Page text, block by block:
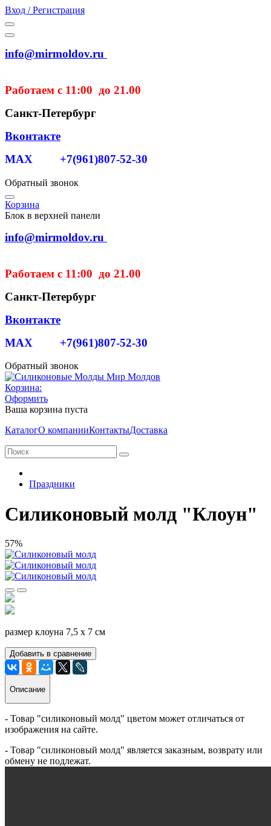
Вход / Регистрация
info@mirmoldov.ru
Работаем с 11:00 до 21.00
Санкт-Петербург
Вконтакте
MAX +7(961)807-52-30
Обратный звонок
Корзина
Блок в верхней панели
info@mirmoldov.ru
Работаем с 11:00 до 21.00
Санкт-Петербург
Вконтакте
MAX +7(961)807-52-30
Обратный звонок
Корзина:
Оформить
Ваша корзина пуста
КаталогО компанииКонтактыДоставка
Праздники
Силиконовый молд "Клоун"
57%
размер клоуна 7,5 х 7 см
Добавить в сравнение
Описание
- Товар "силиконовый молд" цветом может отличаться от
изображения на сайте.
- Товар "силиконовый молд" является заказным, возврату или
обмену не подлежат.